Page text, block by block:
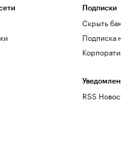
Подписки
Скрыть
Подписка
RSS